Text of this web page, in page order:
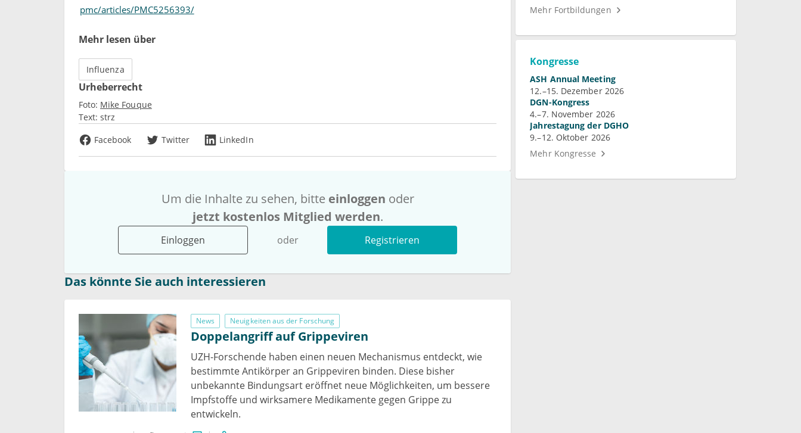
pmc/articles/PMC5256393/
Mehr lesen über
Influenza
Urheberrecht
Foto: Mike Fouque
Text: strz
Facebook
Twitter LinkedIn
Um die Inhalte zu sehen, bitte einloggen oder
jetzt kostenlos Mitglied werden.
Einloggen oder Registrieren
Das könnte Sie auch interessieren
News Neuigkeiten aus der Forschung
Doppelangriff auf Grippeviren
UZH-Forschende haben einen neuen Mechanismus entdeckt, wie
bestimmte Antikörper an Grippeviren binden. Diese bisher
unbekannte Bindungsart eröffnet neue Möglichkeiten, um bessere
Impfstoffe und wirksamere Medikamente gegen Grippe zu
entwickeln.
Mehr Fortbildungen
Kongresse
ASH Annual Meeting
12.–15. Dezember 2026
DGN-Kongress
4.–7. November 2026
Jahrestagung der DGHO
9.–12. Oktober 2026
Mehr Kongresse